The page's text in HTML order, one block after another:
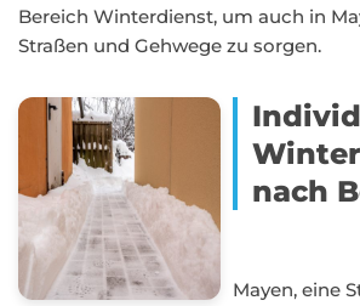
Bereich Winterdienst, um auch in
Straßen und Gehwege zu sorgen.
nach
Mayen, eine